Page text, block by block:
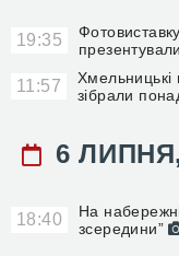
19:35
11:57
Хмельницькі
зібрали
6
18:40
На
зсередини”